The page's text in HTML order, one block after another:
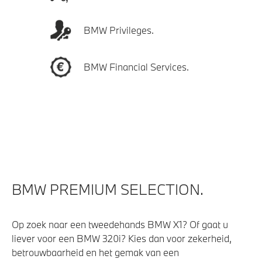
BMW Privileges.
BMW Financial Services.
BMW PREMIUM SELECTION.
Op zoek naar een tweedehands BMW X1? Of gaat u
liever voor een BMW 320i? Kies dan voor zekerheid,
betrouwbaarheid en het gemak van een